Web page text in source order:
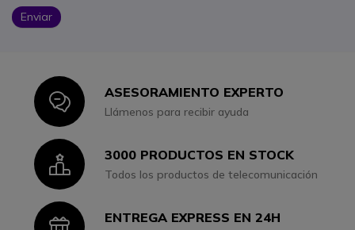
Enviar
IconASESORAMIENTO EXPERTO
Llámenos para recibir ayuda
Icon3000 PRODUCTOS EN STOCK
Todos los productos de telecomunicación
ENTREGA EXPRESS EN 24H